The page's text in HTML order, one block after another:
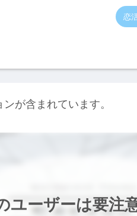
恋
が含まれています。
ユーザーは要注